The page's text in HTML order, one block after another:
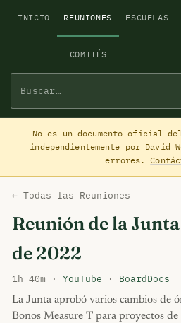
INICIO REUNIONES ESCUELAS
COMITÉS
No es un documento oficial
independientemente por David
errores.
← Todas las Reuniones
Reunión de la
de 2022
1h 40m · YouTube · BoardDocs
La Junta aprobó varios cambios de
Bonos Measure T para proyectos